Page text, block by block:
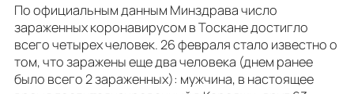
По официальным данным Минздрава число
зараженных коронавирусом в Тоскане достигло
всего четырех человек. 26 февраля стало известно о
том, что заражены еще два человека (днем ранее
было всего 2 зараженных): мужчина, в настоящее